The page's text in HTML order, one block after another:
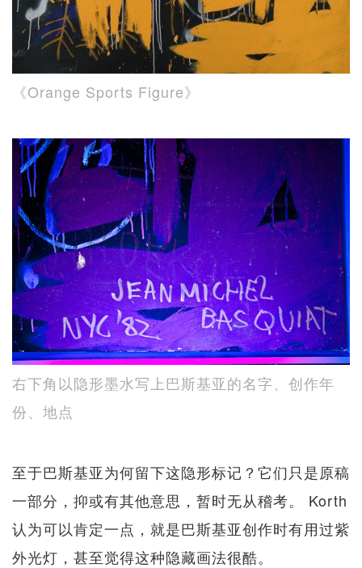
《Orange Sports Figure》
右下角以隐形墨水写上巴斯基亚的名字、创作年
份、地点
至于巴斯基亚为何留下这隐形标记？它们只是原稿
一部分，抑或有其他意思，暂时无从稽考。 Korth
认为可以肯定一点，就是巴斯基亚创作时有用过紫
外光灯，甚至觉得这种隐藏画法很酷。